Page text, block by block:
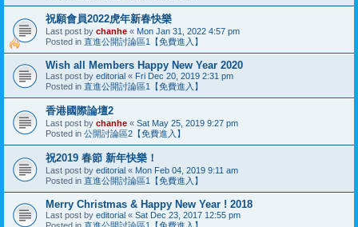
祝願會員2022虎年新春快樂
Last post by chanhe « Mon Jan 31, 2022 4:57 pm
Posted in 直進公開討論區1【免費進入】
Wish all Members Happy New Year 2020
Last post by editorial « Fri Dec 20, 2019 2:31 pm
Posted in 直進公開討論區1【免費進入】
香港國際論壇2
Last post by chanhe « Sat May 25, 2019 9:27 pm
Posted in 公開討論區2【免費進入】
祝2019 春節 新年快樂！
Last post by editorial « Mon Feb 04, 2019 9:11 am
Posted in 直進公開討論區1【免費進入】
Merry Christmas & Happy New Year ! 2018
Last post by editorial « Sat Dec 23, 2017 12:55 pm
Posted in 直進公開討論區1【免費進入】